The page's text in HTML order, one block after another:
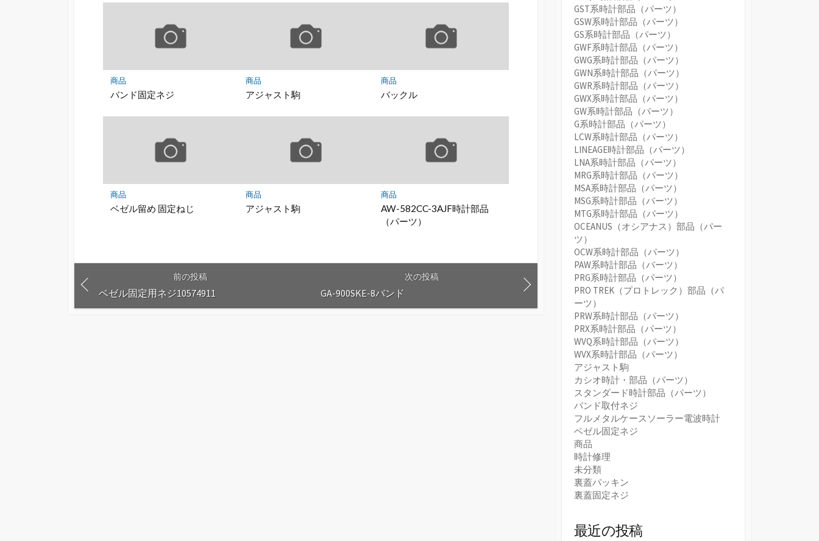
商品
バンド固定ネジ
商品
アジャスト駒
商品
バックル
商品
ベゼル留め 固定ねじ
商品
アジャスト駒
商品
AW-582CC-3AJF時計部品
（パーツ）
前の投稿
ベゼル固定用ネジ10574911
次の投稿
GA-900SKE-8バンド
GST系時計部品（パーツ）
GSW系時計部品（パーツ）
GS系時計部品（パーツ）
GWF系時計部品（パーツ）
GWG系時計部品（パーツ）
GWN系時計部品（パーツ）
GWR系時計部品（パーツ）
GWX系時計部品（パーツ）
GW系時計部品（パーツ）
G系時計部品（パーツ）
LCW系時計部品（パーツ）
LINEAGE時計部品（パーツ）
LNA系時計部品（パーツ）
MRG系時計部品（パーツ）
MSA系時計部品（パーツ）
MSG系時計部品（パーツ）
MTG系時計部品（パーツ）
OCEANUS（オシアナス）部品（パー
ツ）
OCW系時計部品（パーツ）
PAW系時計部品（パーツ）
PRG系時計部品（パーツ）
PRO TREK（プロトレック）部品（パ
ーツ）
PRW系時計部品（パーツ）
PRX系時計部品（パーツ）
WVQ系時計部品（パーツ）
WVX系時計部品（パーツ）
アジャスト駒
カシオ時計・部品（パーツ）
スタンダード時計部品（パーツ）
バンド取付ネジ
フルメタルケースソーラー電波時計
ベゼル固定ネジ
商品
時計修理
未分類
裏蓋パッキン
裏蓋固定ネジ
最近の投稿